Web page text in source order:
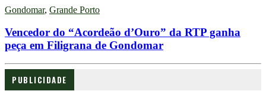
Gondomar, Grande Porto
Vencedor do “Acordeão d’Ouro” da RTP ganha
peça em Filigrana de Gondomar
PUBLICIDADE